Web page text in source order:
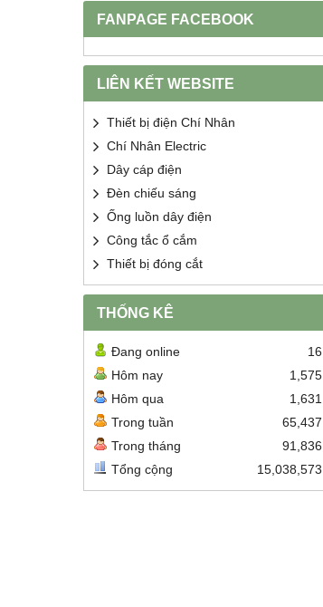
FANPAGE FACEBOOK
LIÊN KẾT WEBSITE
Thiết bị điện Chí Nhân
Chí Nhân Electric
Dây cáp điện
Đèn chiếu sáng
Ống luồn dây điện
Công tắc ổ cắm
Thiết bị đóng cắt
THỐNG KÊ
Đang online
16
Hôm nay
1,575
Hôm qua
1,631
Trong tuần
65,437
Trong tháng
91,836
Tổng cộng
15,038,573